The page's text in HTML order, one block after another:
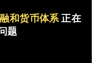
和货币体系正在
题